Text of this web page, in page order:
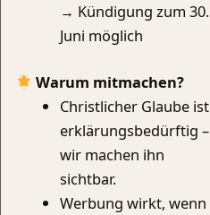
→ Kündigung zum 30.
Juni möglich
Warum mitmachen?
Christlicher Glaube ist
erklärungsbedürftig –
wir machen ihn
sichtbar.
Werbung wirkt, wenn